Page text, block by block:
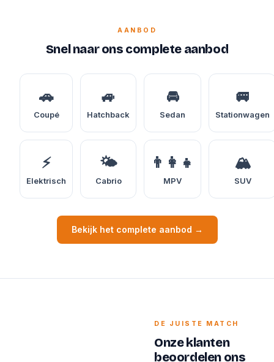
AANBOD
Snel naar ons complete aanbod
🚗
Coupé
🚙
Hatchback
🚘
Sedan
🚐
Stationwagen
⚡
Elektrisch
🌤️
Cabrio
👨‍👩‍👧
MPV
🏔️
SUV
Bekijk het complete aanbod →
DE JUISTE MATCH
Onze klanten
beoordelen ons